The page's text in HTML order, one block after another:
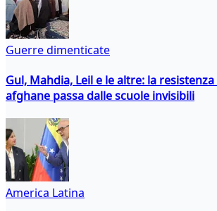
Guerre dimenticate
Gul, Mahdia, Leil e le altre: la
afghane passa dalle scuole invisibili
America Latina